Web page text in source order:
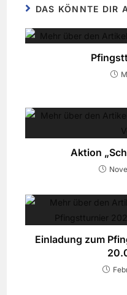
DAS KÖNNTE DIR
Aktion
Einladung zum